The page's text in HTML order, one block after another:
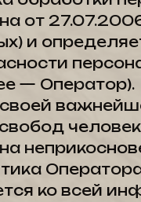
от
и
— Оператор).
своей
ко всей